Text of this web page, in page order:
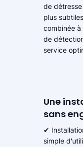
de
plus
combinée
de
service
Une
sans
✔
simple